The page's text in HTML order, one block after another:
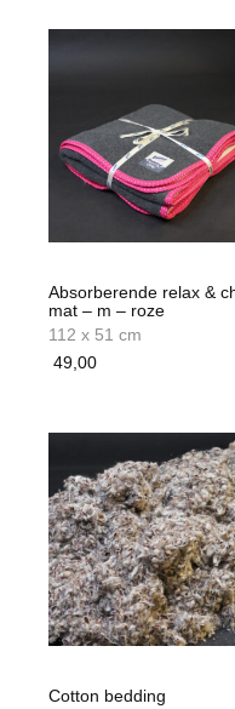
Absorberende relax &
mat – m – roze
112 x 51 cm
49,00
Cotton bedding